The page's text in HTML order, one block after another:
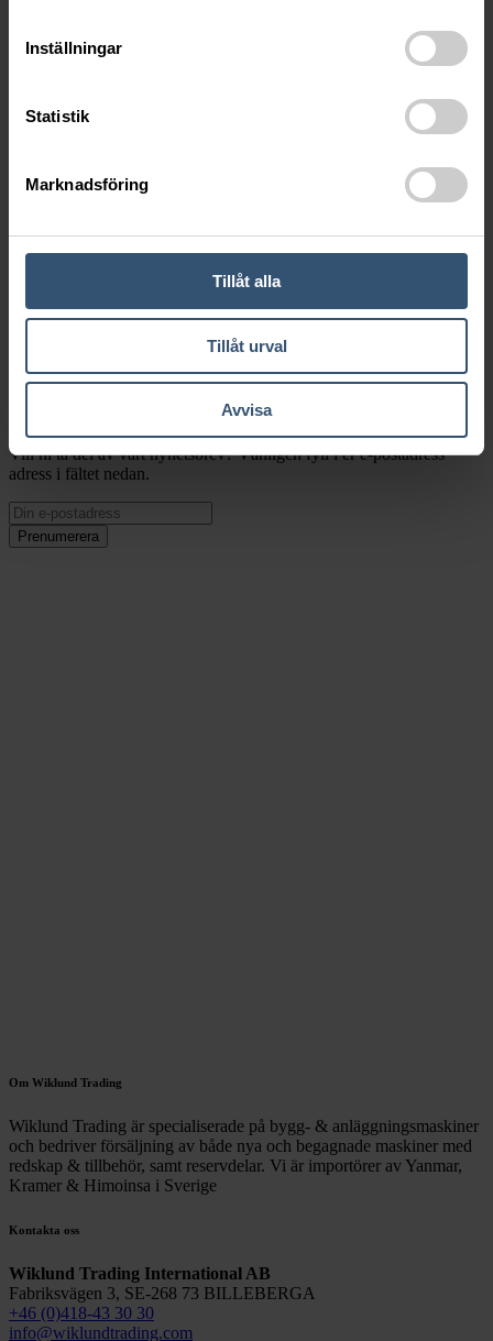
Inställningar
Statistik
Marknadsföring
Tillåt alla
Tillåt urval
Avvisa
Ulf Svensson
Vill ni ta del av vårt nyhetsbrev? Vänligen fyll i er e-postadress
adress i fältet nedan.
Om Wiklund Trading
Wiklund Trading är specialiserade på bygg- & anläggningsmaskiner
och bedriver försäljning av både nya och begagnade maskiner med
redskap & tillbehör, samt reservdelar. Vi är importörer av Yanmar,
Kramer & Himoinsa i Sverige
Kontakta oss
Wiklund Trading International AB
Fabriksvägen 3, SE-268 73 BILLEBERGA
+46 (0)418-43 30 30
info@wiklundtrading.com